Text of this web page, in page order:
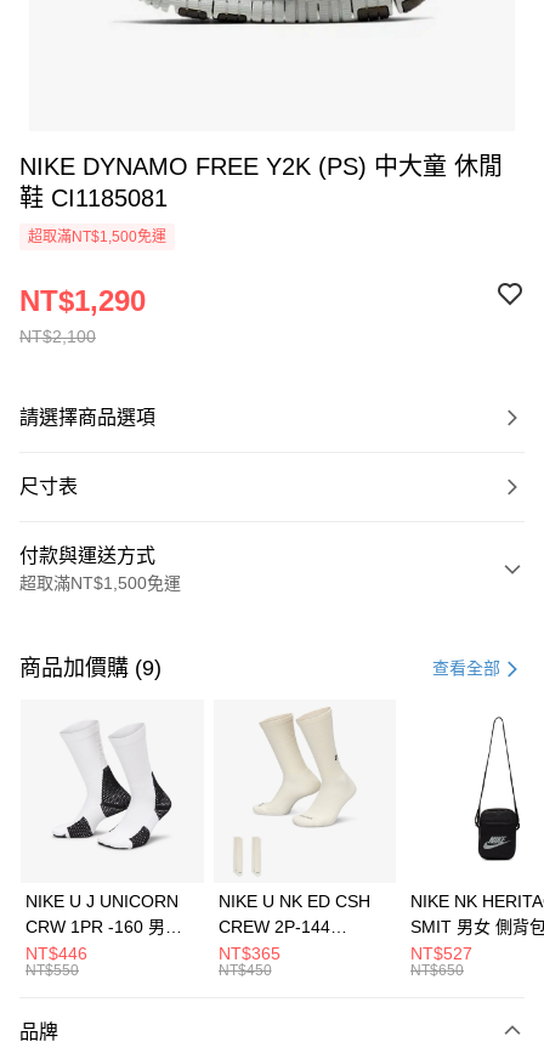
NIKE DYNAMO FREE Y2K (PS) 中大童 休閒
鞋 CI1185081
超取滿NT$1,500免運
NT$2,100
NT$1,290
請選擇商品選項
尺寸表
付款與運送方式
超取滿NT$1,500免運
信用卡一次付款
3 期 0 利率 每期 21家銀行
合作金庫商業銀行
第一商業銀行
華南商業銀行
彰化商業銀行
上海商業儲蓄銀行
元大商業銀行
台灣樂天信用卡公司
Apple Pay
全盈+PAY
AFTEE先享後付
【關於「AFTEE先享後付」】
商品加價購 (9) 查看全部
NIKE U J UNICORN
CRW 1PR -160 男女
中統襪 FZ3393100
NT$446
NT$550
NIKE U NK ED CSH
CREW 2P-144
EMBRDY 男女 短統襪
FZ3073133
NT$365
NT$450
NIKE NK
SMIT 男女 側背
BA5871010
NT$527
NT$650
品牌